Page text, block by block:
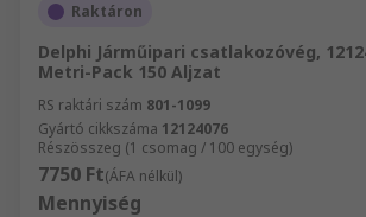
Raktáron
Delphi Járműipari csatlakozóvég,
Metri-Pack 150 Aljzat
RS raktári szám 801-1099
Gyártó cikkszáma 12124076
Részösszeg (1 csomag / 100 egység)
7750 Ft(ÁFA nélkül)
Mennyiség